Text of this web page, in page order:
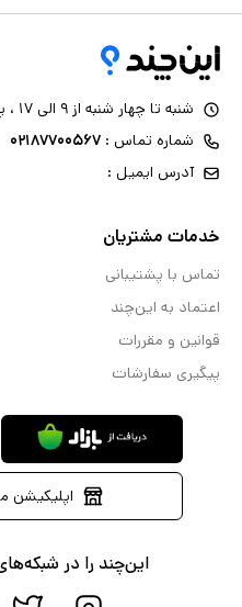
شنبه تا چهار شنبه از ۹ الی ۱۷ ، پنج شنبه ۹ الی ۱۳
شماره تماس : ۰۲۱۸۷۷۰۰۵۶۷
آدرس ایمیل :
خدمات مشتریان
تماس با پشتیبانی
اعتماد به این‌چند
قوانین و مقررات
پیگیری سفارشات
اپلیکیشن
این‌چند را در